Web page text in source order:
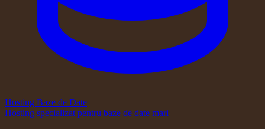
Hosting Baze de Date
Hosting specializat pentru baze de date mari